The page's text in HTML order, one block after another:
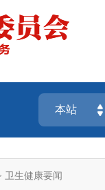
卫生健康要闻